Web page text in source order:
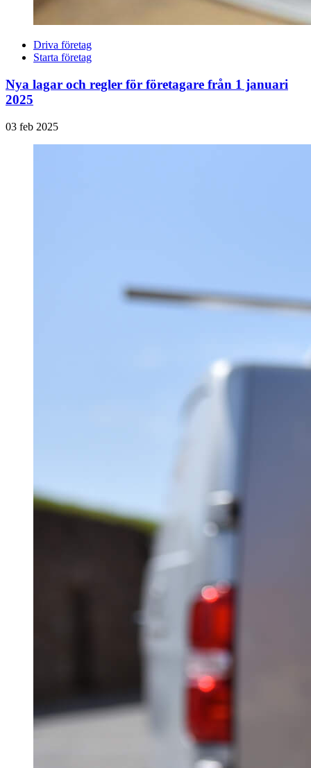
Driva företag
Starta företag
Nya lagar och regler för företagare från 1 januari
2025
03 feb 2025